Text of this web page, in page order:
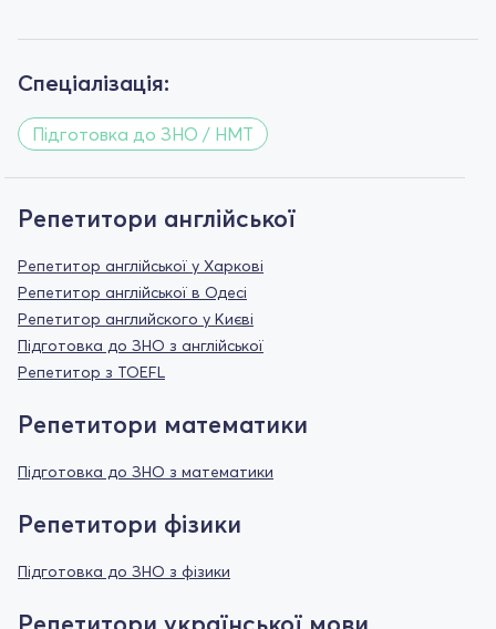
Спеціалізація:
Підготовка до ЗНО / НМТ
Репетитори англійської
Репетитор англійської у Харкові
Репетитор англійської в Одесі
Репетитор английского у Києві
Підготовка до ЗНО з англійської
Репетитор з TOEFL
Репетитори математики
Підготовка до ЗНО з математики
Репетитори фізики
Підготовка до ЗНО з фізики